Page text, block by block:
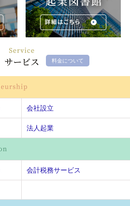
料金について
会社設立
法人起業
会計税務サービス